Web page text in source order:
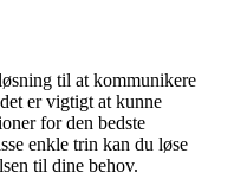
til at kommunikere
er vigtigt at kunne
for den bedste
enkle trin kan du løse
til dine behov.